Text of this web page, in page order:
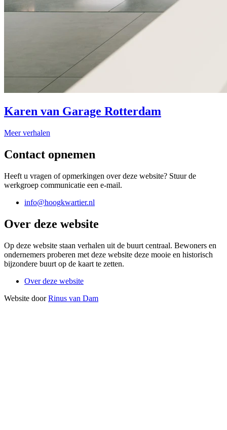
Karen van Garage Rotterdam
Meer verhalen
Contact opnemen
Heeft u vragen of opmerkingen over deze website? Stuur de
werkgroep communicatie een e-mail.
info@hoogkwartier.nl
Over deze website
Op deze website staan verhalen uit de buurt centraal. Bewoners en
ondernemers proberen met deze website deze mooie en historisch
bijzondere buurt op de kaart te zetten.
Over deze website
Website doorRinus van Dam